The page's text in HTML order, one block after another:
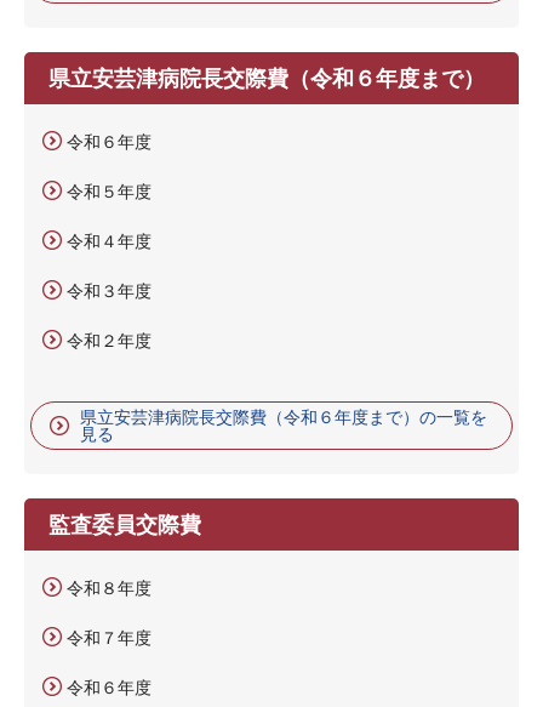
県立安芸津病院長交際費（令和６年度まで）
令和６年度
令和５年度
令和４年度
令和３年度
令和２年度
県立安芸津病院長交際費（令和６年度まで）の一覧を
見る
監査委員交際費
令和８年度
令和７年度
令和６年度